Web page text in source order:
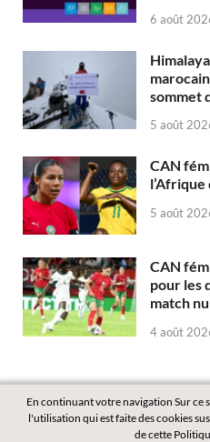
6 août
sommet
5 août
CAN
l’Afrique
5 août
CAN
pour les
match
4 août
En continuant votre navigation Sur ce
l'utilisation qui est faite des cookies
de cette